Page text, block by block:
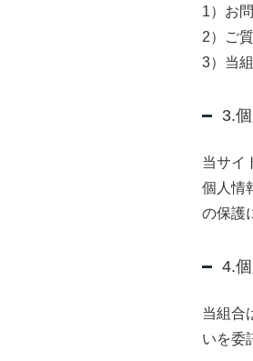
1）お
2）ご
3）当
3.
当サイ
個人情
の保護
4.
当組合
いを委